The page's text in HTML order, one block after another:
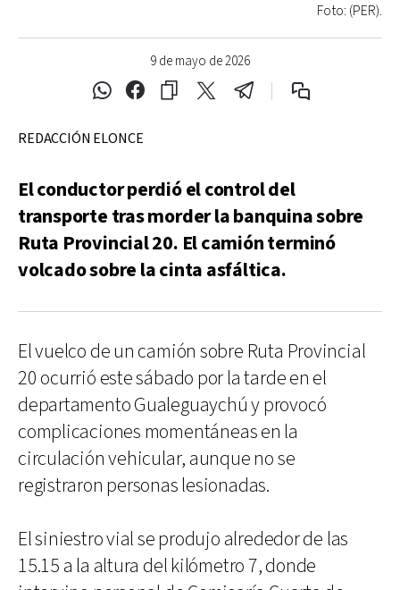
9 de mayo de 2026
Foto: (PER).
REDACCIÓN ELONCE
El conductor perdió el control del
transporte tras morder la banquina sobre
Ruta Provincial 20. El camión terminó
volcado sobre la cinta asfáltica.
El vuelco de un camión sobre Ruta Provincial
20 ocurrió este sábado por la tarde en el
departamento Gualeguaychú y provocó
complicaciones momentáneas en la
circulación vehicular, aunque no se
registraron personas lesionadas.
El siniestro vial se produjo alrededor de las
15.15 a la altura del kilómetro 7, donde